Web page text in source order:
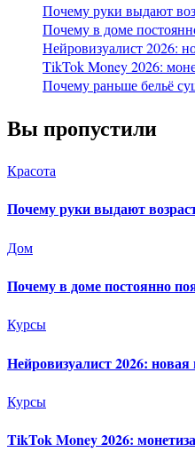
Почему руки выдают
Почему в доме
Нейровизуалист 2026:
TikTok Money 2026:
Почему раньше бельё
Вы пропустили
Красота
Почему руки выдают
Дом
Почему в доме постоянно
Курсы
Нейровизуалист 2026:
Курсы
TikTok Money 2026: